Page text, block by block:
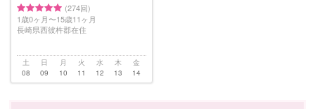
(274回)
1歳0ヶ月〜15歳11ヶ月
長崎県西彼杵郡在住
土
08
日
09
月
10
火
11
水
12
木
13
金
14